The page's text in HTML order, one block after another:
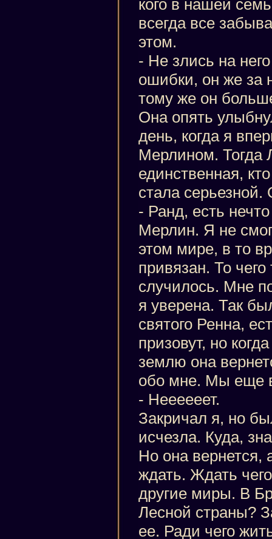
кого в нашей
всегда все
этом.
- Не злись на
ошибки, он же за
тому же он
Она опять
день, когда я
Мерлином. Тогда
единственная,
стала серьезной.
- Ранд, есть
Мерлин. Я не
этом мире, в то
привязан. То
случилось. Мне
я уверена. Так
святого Ренна,
призовут, но
землю она
обо мне. Мы еще
- Неееееет.
Закричал я, но
исчезла. Куда,
Но она вернется,
ждать. Ждать
другие миры. В
Лесной страны?
ее. Ради чего